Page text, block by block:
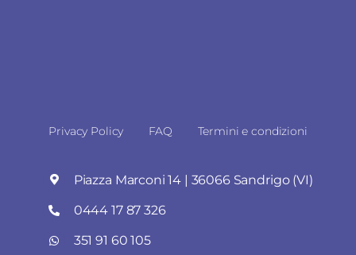
Piazza Marconi 14 | 36066 Sandrigo (VI)
0444 17 87 326
351 91 60 105
Privacy Policy FAQ Termini e condizioni